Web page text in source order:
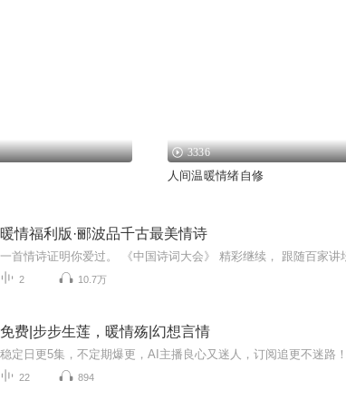
3336
人间温暖情绪自修
暖情福利版·郦波品千古最美情诗
2 10.7万
免费|步步生莲，暖情殇|幻想言情
22 894